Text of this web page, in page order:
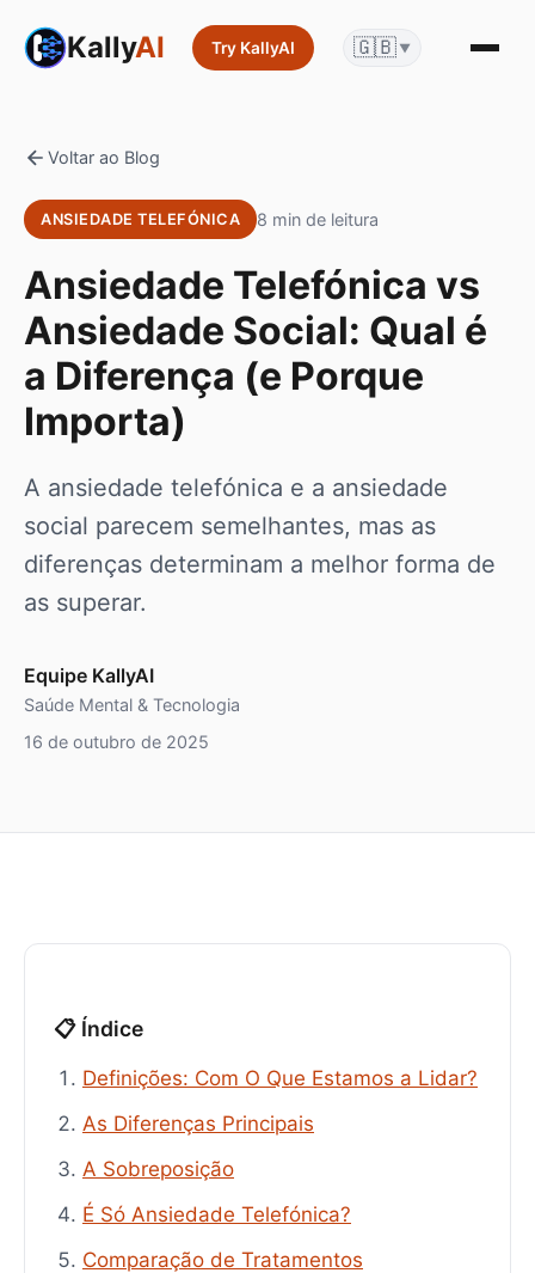
KallyAI Try KallyAI 🇬🇧 ▼
Voltar ao Blog
ANSIEDADE TELEFÓNICA 8 min de leitura
Ansiedade Telefónica vs
Ansiedade Social: Qual é
a Diferença (e Porque
Importa)
A ansiedade telefónica e a ansiedade
social parecem semelhantes, mas as
diferenças determinam a melhor forma de
as superar.
Equipe KallyAI
Saúde Mental & Tecnologia
16 de outubro de 2025
📋 Índice
Definições: Com O Que Estamos a Lidar?
As Diferenças Principais
A Sobreposição
É Só Ansiedade Telefónica?
Comparação de Tratamentos